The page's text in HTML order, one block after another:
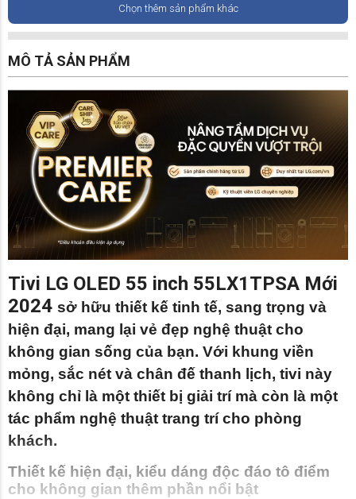
Chọn thêm sản phẩm khác
MÔ TẢ SẢN PHẨM
Tivi LG OLED 55 inch 55LX1TPSA Mới
2024 sở hữu thiết kế tinh tế, sang trọng và
hiện đại, mang lại vẻ đẹp nghệ thuật cho
không gian sống của bạn. Với khung viền
mỏng, sắc nét và chân đế thanh lịch, tivi này
không chỉ là một thiết bị giải trí mà còn là một
tác phẩm nghệ thuật trang trí cho phòng
khách.
Thiết kế hiện đại, kiểu dáng độc đáo tô điểm
cho không gian thêm phần nổi bật